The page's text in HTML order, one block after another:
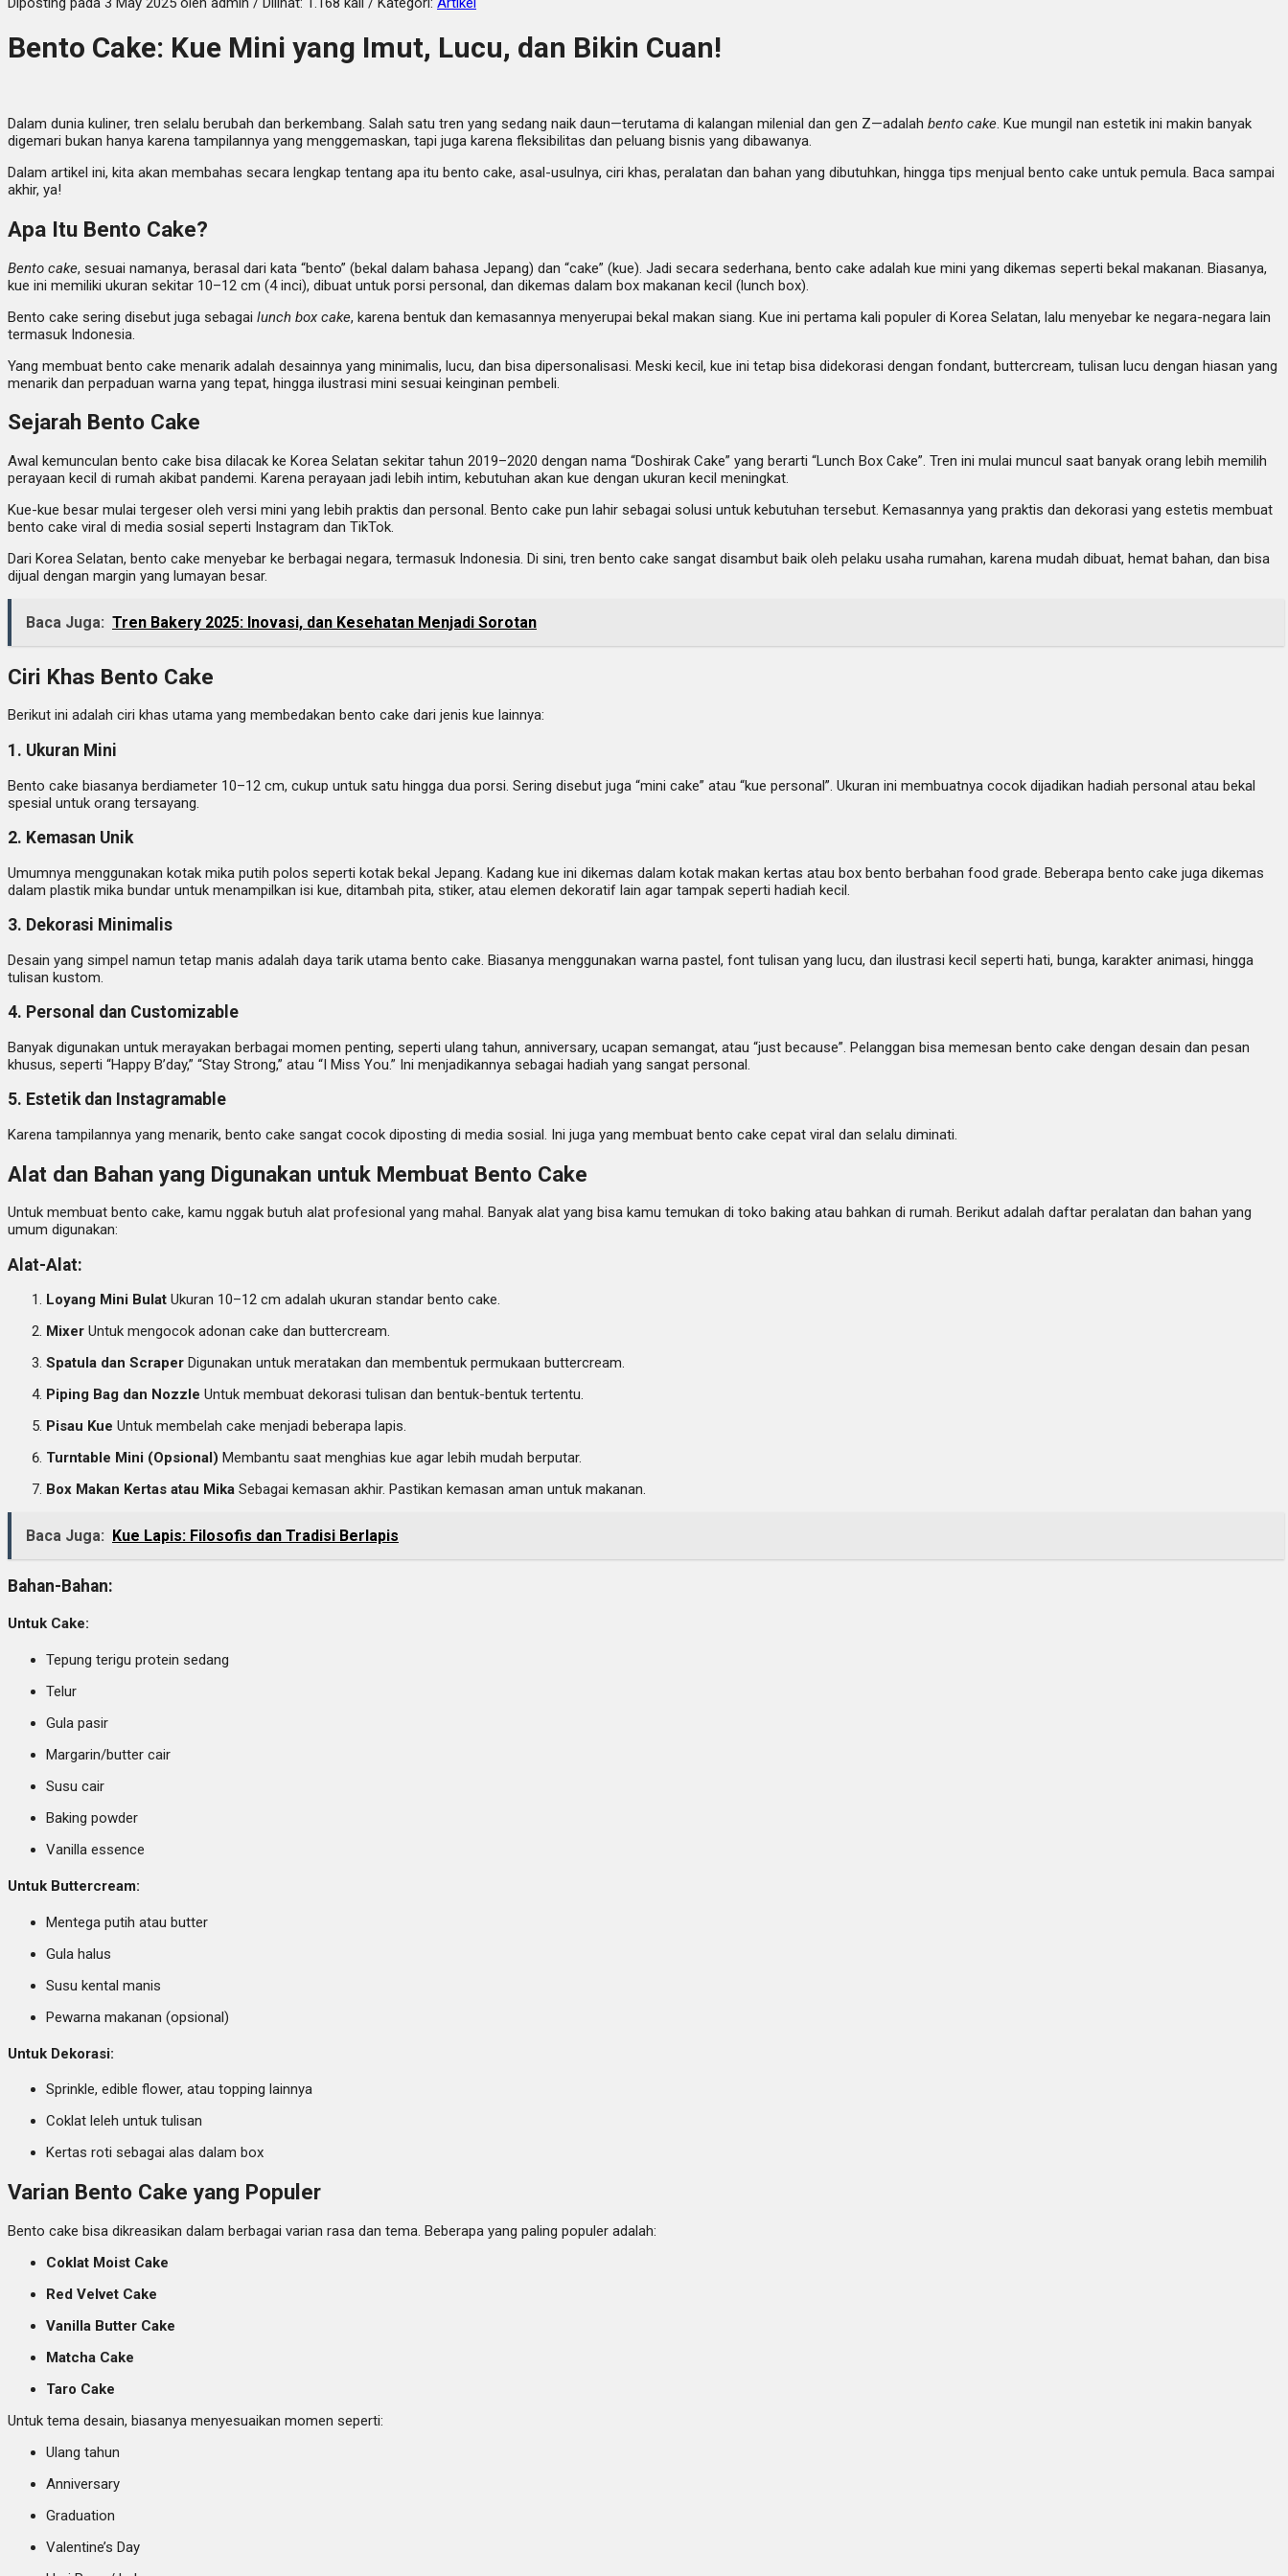
Bento Cake: Kue Mini yang Imut, Lucu, dan Bikin Cuan!
Dalam dunia kuliner, tren selalu berubah dan berkembang. Salah satu tren yang sedang naik daun—terutama di kalangan milenial dan gen Z—adalah bento cake. Kue mungil nan estetik ini makin banyak
digemari bukan hanya karena tampilannya yang menggemaskan, tapi juga karena fleksibilitas dan peluang bisnis yang dibawanya.
Dalam artikel ini, kita akan membahas secara lengkap tentang apa itu bento cake, asal-usulnya, ciri khas, peralatan dan bahan yang dibutuhkan, hingga tips menjual bento cake untuk pemula. Baca sampai
akhir, ya!
Apa Itu Bento Cake?
Bento cake, sesuai namanya, berasal dari kata “bento” (bekal dalam bahasa Jepang) dan “cake” (kue). Jadi secara sederhana, bento cake adalah kue mini yang dikemas seperti bekal makanan. Biasanya,
kue ini memiliki ukuran sekitar 10–12 cm (4 inci), dibuat untuk porsi personal, dan dikemas dalam box makanan kecil (lunch box).
Bento cake sering disebut juga sebagai lunch box cake, karena bentuk dan kemasannya menyerupai bekal makan siang. Kue ini pertama kali populer di Korea Selatan, lalu menyebar ke negara-negara lain
termasuk Indonesia.
Yang membuat bento cake menarik adalah desainnya yang minimalis, lucu, dan bisa dipersonalisasi. Meski kecil, kue ini tetap bisa didekorasi dengan fondant, buttercream, tulisan lucu dengan hiasan yang
menarik dan perpaduan warna yang tepat, hingga ilustrasi mini sesuai keinginan pembeli.
Sejarah Bento Cake
Awal kemunculan bento cake bisa dilacak ke Korea Selatan sekitar tahun 2019–2020 dengan nama “Doshirak Cake” yang berarti “Lunch Box Cake”. Tren ini mulai muncul saat banyak orang lebih memilih
perayaan kecil di rumah akibat pandemi. Karena perayaan jadi lebih intim, kebutuhan akan kue dengan ukuran kecil meningkat.
Kue-kue besar mulai tergeser oleh versi mini yang lebih praktis dan personal. Bento cake pun lahir sebagai solusi untuk kebutuhan tersebut. Kemasannya yang praktis dan dekorasi yang estetis membuat
bento cake viral di media sosial seperti Instagram dan TikTok.
Dari Korea Selatan, bento cake menyebar ke berbagai negara, termasuk Indonesia. Di sini, tren bento cake sangat disambut baik oleh pelaku usaha rumahan, karena mudah dibuat, hemat bahan, dan bisa
dijual dengan margin yang lumayan besar.
Baca Juga: Tren Bakery 2025: Inovasi, dan Kesehatan Menjadi Sorotan
Ciri Khas Bento Cake
Berikut ini adalah ciri khas utama yang membedakan bento cake dari jenis kue lainnya:
1. Ukuran Mini
Bento cake biasanya berdiameter 10–12 cm, cukup untuk satu hingga dua porsi. Sering disebut juga “mini cake” atau “kue personal”. Ukuran ini membuatnya cocok dijadikan hadiah personal atau bekal
spesial untuk orang tersayang.
2. Kemasan Unik
Umumnya menggunakan kotak mika putih polos seperti kotak bekal Jepang. Kadang kue ini dikemas dalam kotak makan kertas atau box bento berbahan food grade. Beberapa bento cake juga dikemas
dalam plastik mika bundar untuk menampilkan isi kue, ditambah pita, stiker, atau elemen dekoratif lain agar tampak seperti hadiah kecil.
3. Dekorasi Minimalis
Desain yang simpel namun tetap manis adalah daya tarik utama bento cake. Biasanya menggunakan warna pastel, font tulisan yang lucu, dan ilustrasi kecil seperti hati, bunga, karakter animasi, hingga
tulisan kustom.
4. Personal dan Customizable
Banyak digunakan untuk merayakan berbagai momen penting, seperti ulang tahun, anniversary, ucapan semangat, atau “just because”. Pelanggan bisa memesan bento cake dengan desain dan pesan
khusus, seperti “Happy B’day,” “Stay Strong,” atau “I Miss You.” Ini menjadikannya sebagai hadiah yang sangat personal.
5. Estetik dan Instagramable
Karena tampilannya yang menarik, bento cake sangat cocok diposting di media sosial. Ini juga yang membuat bento cake cepat viral dan selalu diminati.
Alat dan Bahan yang Digunakan untuk Membuat Bento Cake
Untuk membuat bento cake, kamu nggak butuh alat profesional yang mahal. Banyak alat yang bisa kamu temukan di toko baking atau bahkan di rumah. Berikut adalah daftar peralatan dan bahan yang
umum digunakan:
Alat-Alat:
Loyang Mini Bulat Ukuran 10–12 cm adalah ukuran standar bento cake.
Mixer Untuk mengocok adonan cake dan buttercream.
Spatula dan Scraper Digunakan untuk meratakan dan membentuk permukaan buttercream.
Piping Bag dan Nozzle Untuk membuat dekorasi tulisan dan bentuk-bentuk tertentu.
Pisau Kue Untuk membelah cake menjadi beberapa lapis.
Turntable Mini (Opsional) Membantu saat menghias kue agar lebih mudah berputar.
Box Makan Kertas atau Mika Sebagai kemasan akhir. Pastikan kemasan aman untuk makanan.
Baca Juga: Kue Lapis: Filosofis dan Tradisi Berlapis
Bahan-Bahan:
Untuk Cake:
Tepung terigu protein sedang
Telur
Gula pasir
Margarin/butter cair
Susu cair
Baking powder
Vanilla essence
Untuk Buttercream:
Mentega putih atau butter
Gula halus
Susu kental manis
Pewarna makanan (opsional)
Untuk Dekorasi:
Sprinkle, edible flower, atau topping lainnya
Coklat leleh untuk tulisan
Kertas roti sebagai alas dalam box
Varian Bento Cake yang Populer
Bento cake bisa dikreasikan dalam berbagai varian rasa dan tema. Beberapa yang paling populer adalah:
Coklat Moist Cake
Red Velvet Cake
Vanilla Butter Cake
Matcha Cake
Taro Cake
Untuk tema desain, biasanya menyesuaikan momen seperti:
Ulang tahun
Anniversary
Graduation
Valentine’s Day